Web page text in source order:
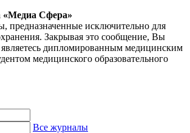
«Медиа Сфера»
предназначенные исключительно для
Закрывая это сообщение, Вы
являетесь дипломированным медицинским
медицинского образовательного
Все журналы